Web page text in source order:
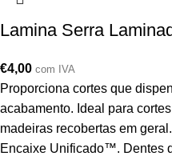
Lamina Serra
€4,00 com IVA
Proporciona cortes que
acabamento. Ideal para
madeiras recobertas em
Encaixe Unificado™. Dentes